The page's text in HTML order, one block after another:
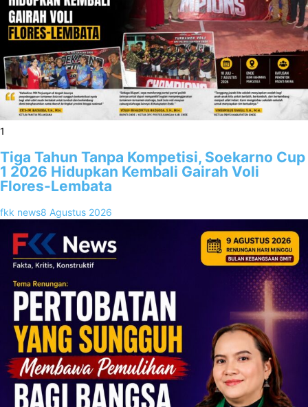
1
Tiga Tahun Tanpa Kompetisi, Soekarno Cup
1 2026 Hidupkan Kembali Gairah Voli
Flores-Lembata
fkk news8 Agustus 2026